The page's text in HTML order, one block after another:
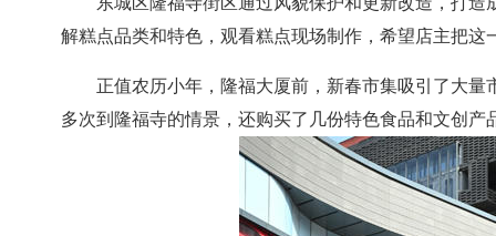
解糕点品类和特色，观看糕点现场制作，希望店主把这
正值农历小年，隆福大厦前，新春市集吸引了大
多次到隆福寺的情景，还购买了几份特色食品和文创产